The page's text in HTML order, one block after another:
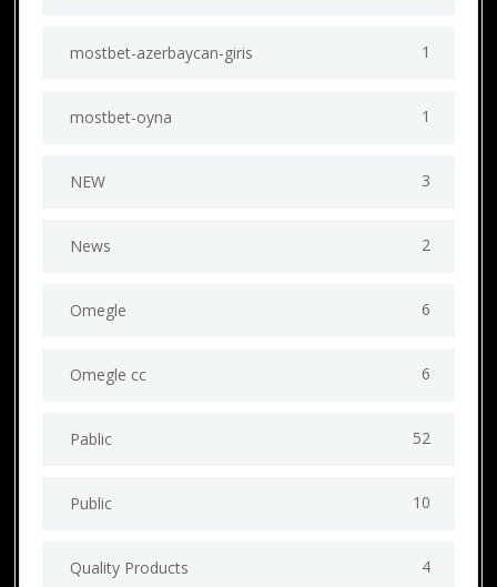
mostbet-azerbaycan-giris 1
mostbet-oyna 1
NEW 3
News 2
Omegle 6
Omegle cc 6
Pablic 52
Public 10
Quality Products 4